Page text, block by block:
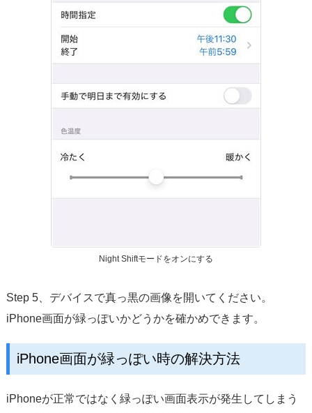
Night Shiftモードをオンにする
Step 5、デバイスで真っ黒の画像を開いてください。
iPhone画面が緑っぽいかどうかを確かめできます。
iPhone画面が緑っぽい時の解決方法
iPhoneが正常ではなく緑っぽい画面表示が発生してしまう